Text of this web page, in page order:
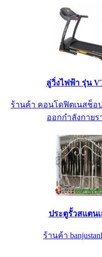
ลู่วิ่งไฟฟ้า รุ่น
ร้านค้า คอนโดฟิตเนสช็อ
ออกกำลังกายร
ประตูรั้วสแตนเ
ร้านค้า